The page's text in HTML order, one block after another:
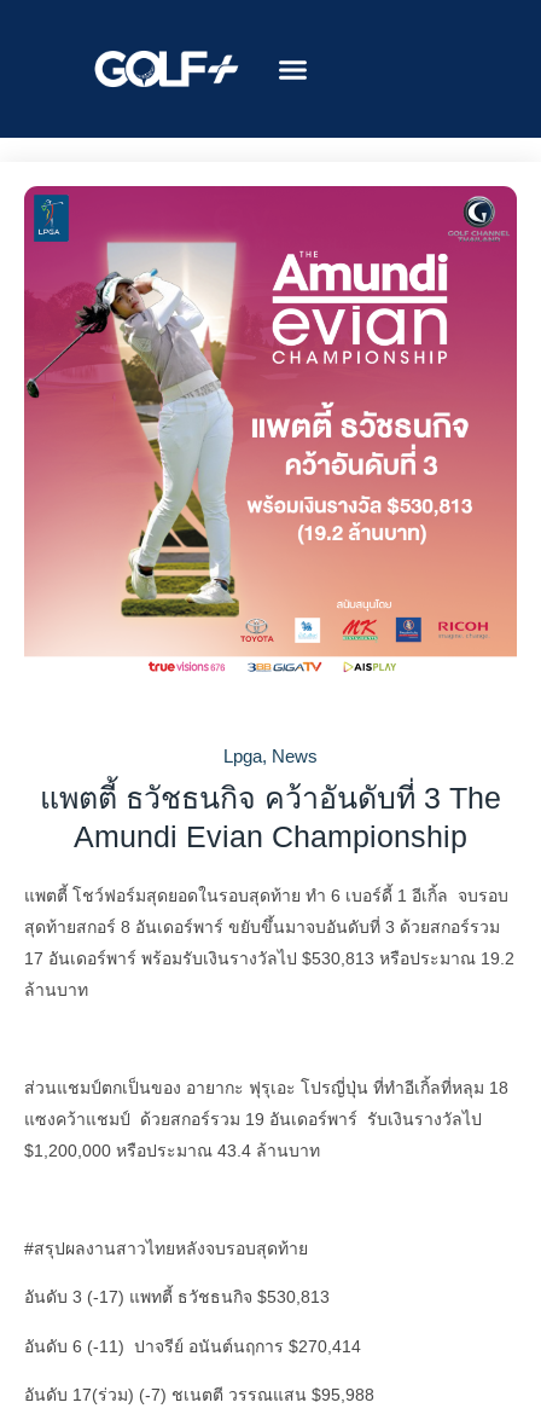
Lpga, News
แพตตี้ ธวัชธนกิจ คว้าอันดับที่ 3 The
Amundi Evian Championship
แพตตี้ โชว์ฟอร์มสุดยอดในรอบสุดท้าย ทำ 6 เบอร์ดี้ 1 อีเกิ้ล จบรอบ
สุดท้ายสกอร์ 8 อันเดอร์พาร์ ขยับขึ้นมาจบอันดับที่ 3 ด้วยสกอร์รวม
17 อันเดอร์พาร์ พร้อมรับเงินรางวัลไป $530,813 หรือประมาณ 19.2
ล้านบาท
ส่วนแชมป์ตกเป็นของ อายากะ ฟุรุเอะ โปรญี่ปุ่น ที่ทำอีเกิ้ลที่หลุม 18
แซงคว้าแชมป์ ด้วยสกอร์รวม 19 อันเดอร์พาร์ รับเงินรางวัลไป
$1,200,000 หรือประมาณ 43.4 ล้านบาท
#สรุปผลงานสาวไทยหลังจบรอบสุดท้าย
อันดับ 3 (-17) แพทตี้ ธวัชธนกิจ $530,813
อันดับ 6 (-11) ปาจรีย์ อนันต์นฤการ $270,414
อันดับ 17(ร่วม) (-7) ชเนตตี วรรณแสน $95,988